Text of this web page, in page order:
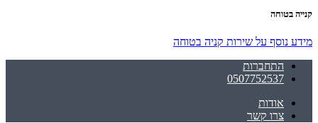
קנייה בטוחה
מידע נוסף על שירות קניה בטוחה
התחברות
0507752537
אודות
צרו קשר